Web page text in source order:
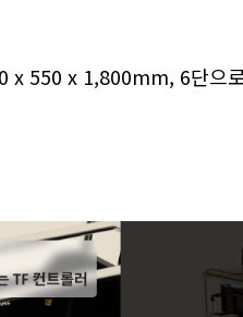
x 550 x 1,800mm, 6단으